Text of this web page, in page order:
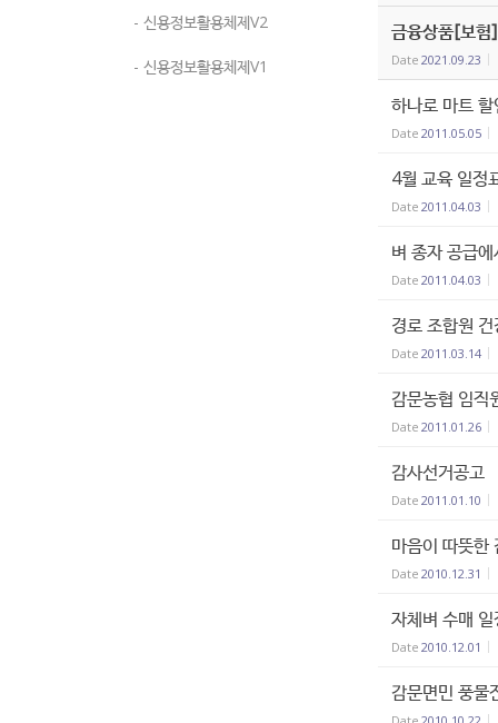
- 신용정보활용체제V2
- 신용정보활용체제V1
금융상품[보험
Date 2021.09.23
하나로 마트
Date 2011.05.05
4월 교육 일정
Date 2011.04.03
벼 종자 공급
Date 2011.04.03
경로 조합원
Date 2011.03.14
감문농협 임직
Date 2011.01.26
감사선거공고
Date 2011.01.10
마음이 따뜻한
Date 2010.12.31
자체벼 수매
Date 2010.12.01
감문면민 풍물